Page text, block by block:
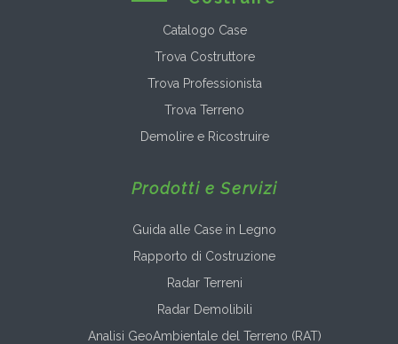
Catalogo Case
Trova Costruttore
Trova Professionista
Trova Terreno
Demolire e Ricostruire
Prodotti e Servizi
Guida alle Case in Legno
Rapporto di Costruzione
Radar Terreni
Radar Demolibili
Analisi GeoAmbientale del Terreno (RAT)